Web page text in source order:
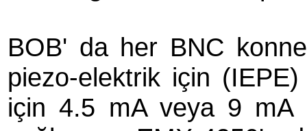
BOB' da her BNC
piezo-elektrik için
için 4.5 mA veya 9 mA